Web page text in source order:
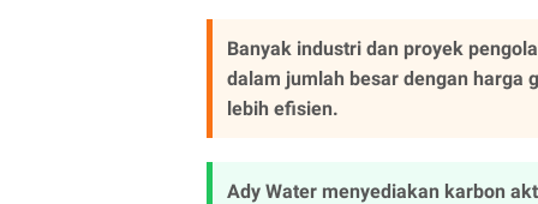
Banyak industri dan proyek
dalam jumlah besar dengan harga
lebih efisien.
Ady Water menyediakan karbon